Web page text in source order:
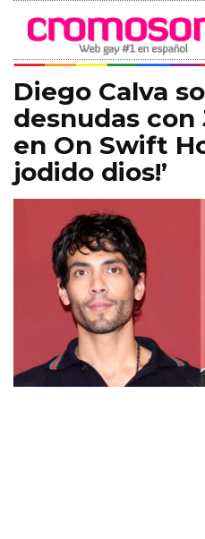
Diego Calva
desnudas con
en On Swift
jodido dios!’